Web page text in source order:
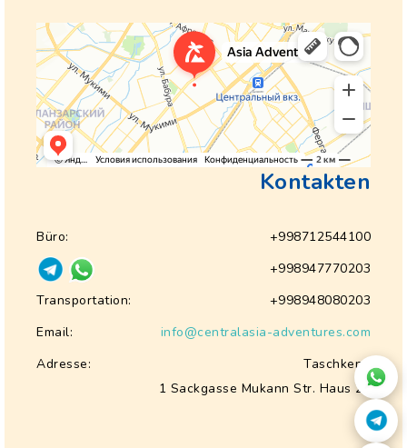
Kontakten
Büro:
+998712544100
+998947770203
Transportation:
+998948080203
Email:
info@centralasia-adventures.com
Adresse:
Taschkent,
1 Sackgasse Mukann Str. Haus 28